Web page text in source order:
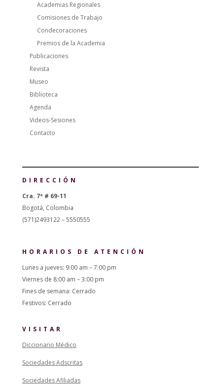
Academias Regionales
Comisiones de Trabajo
Condecoraciones
Premios de la Academia
Publicaciones
Revista
Museo
Biblioteca
Agenda
Videos-Sesiones
Contacto
DIRECCIÓN
Cra. 7ª # 69-11
Bogotá, Colombia
(571)2493122 – 5550555
HORARIOS DE ATENCIÓN
Lunes a jueves: 9:00 am – 7:00 pm
Viernes de 8:00 am – 3:00 pm
Fines de semana: Cerrado
Festivos: Cerrado
VISITAR
Diccionario Médico
Sociedades Adscritas
Sociedades Afiliadas